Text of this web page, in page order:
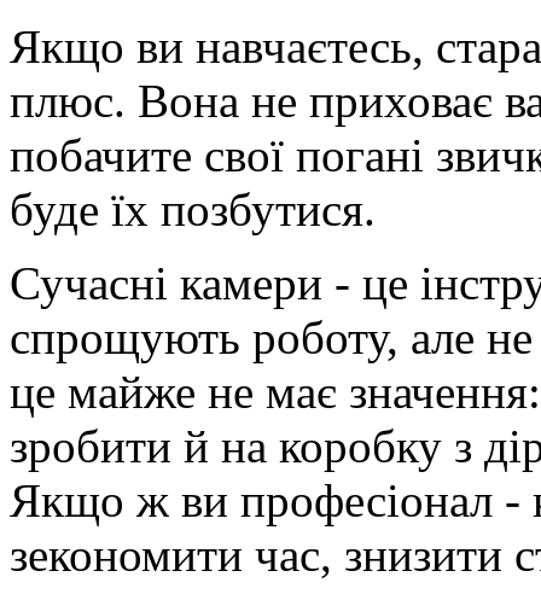
Якщо ви навчаєтесь,
плюс. Вона не приховає
побачите свої погані
буде їх позбутися.
Сучасні камери - це
спрощують роботу, але не
це майже не має
зробити й на коробку з
Якщо ж ви професіонал -
зекономити час, знизити